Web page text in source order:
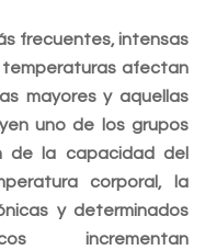
frecuentes, intensas
temperaturas afectan
mayores y aquellas
uno de los grupos
de la capacidad del
corporal, la
y determinados
incrementan